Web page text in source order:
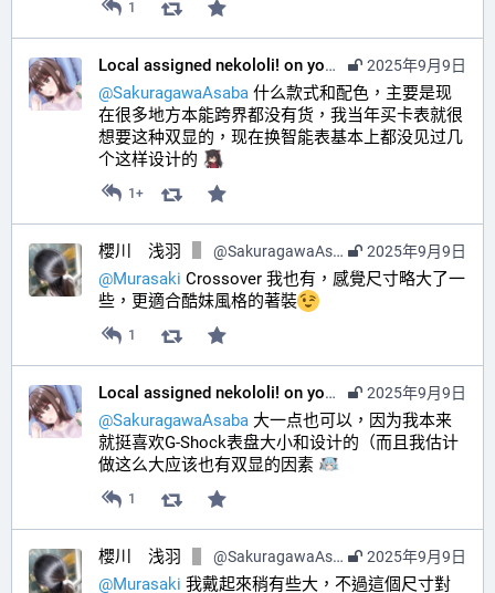
1
2025年9月9日
Local assigned nekololi! on your timeline :nacholook:
@SakuragawaAsaba 什么款式和配色，主要是现
在很多地方本能跨界都没有货，我当年买卡表就很
想要这种双显的，现在换智能表基本上都没见过几
个这样设计的
1+
2025年9月9日
櫻川 浅羽 @SakuragawaAsaba@hub.sakuragawa.moe
@Murasaki Crossover 我也有，感覺尺寸略大了一
些，更適合酷妹風格的著裝
1
2025年9月9日
Local assigned nekololi! on your timeline :nacholook:
@SakuragawaAsaba 大一点也可以，因为我本来
就挺喜欢G-Shock表盘大小和设计的（而且我估计
做这么大应该也有双显的因素
1
2025年9月9日
櫻川 浅羽 @SakuragawaAsaba@hub.sakuragawa.moe
@Murasaki 我戴起來稍有些大，不過這個尺寸對